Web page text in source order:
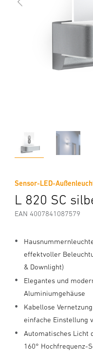
Sensor-LED-
L 820 SC
EAN 4007841087579
effektvoller
& Downlight)
Elegantes und
Aluminiumgehäuse
Kabellose
einfache Einstellung
Automatisches Licht
160° Hochfrequenz-